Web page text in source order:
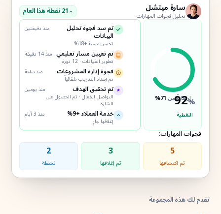
سارة ميتشل
تحليل فجوات المهارات 21 نقطة هذا العام
92%
التغطية
ارتفاعاً من71%
تم سد فجوة تحليل
البيانات
تحسن بنسبة +18%
منذ دقيقتين
تم تعيين مسار تعليمي
تطوير القيادات · 12 دورة
منذ 14 دقيقة
فجوة إدارة المشروعات
تم إسناد التدريب تلقائياً
منذ ساعة
تم تحقيق الهدف
التواصل الفعال · تم الحصول على
الشارة
منذ يومين
خدمة العملاء +9%
إغلاقها جارٍ
منذ 3 أيام
فجوات المهارات:
5
تم اكتشافها
3
تم إغلاقها
2
نشطة
تقدم لك هذه المجموعة